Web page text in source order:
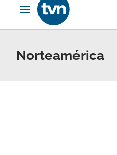
Obrir navegació
Norteamérica